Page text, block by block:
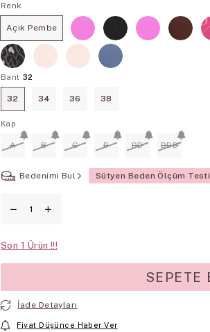
Renk
Açık Pembe
Bant 32
32 34 36 38
Kap
A B C D DD DDD
Bedenimi Bul Sütyen Beden Ölçüm Testi
Son 1
İade Detayları
Fiyat Düşünce Haber Ver